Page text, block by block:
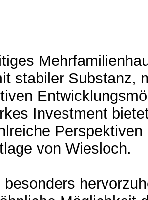
stabiler Substanz,
Investment
Perspektiven
von Wiesloch.
besonders